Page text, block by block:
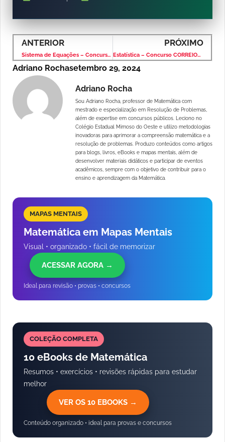
ANTERIOR
Sistema de Equações – Concurso CORREIOS 2008 – Banca CONSULPLAN
PRÓXIMO
Estatística – Concurso CORREIOS 2008 – Banca CONSULPLAN
Adriano Rochasetembro 29, 2024
Adriano Rocha
Sou Adriano Rocha, professor de Matemática com
mestrado e especialização em Resolução de Problemas,
além de expertise em concursos públicos. Leciono no
Colégio Estadual Mimoso do Oeste e utilizo metodologias
inovadoras para aprimorar a compreensão matemática e a
resolução de problemas. Produzo conteúdos como artigos
para blogs, livros, eBooks e mapas mentais, além de
desenvolver materiais didáticos e participar de eventos
acadêmicos, sempre com o objetivo de contribuir para o
ensino e aprendizagem da Matemática.
MAPAS MENTAIS
Matemática em Mapas Mentais
Visual • organizado • fácil de memorizar
ACESSAR AGORA →
Ideal para revisão • provas • concursos
COLEÇÃO COMPLETA
10 eBooks de Matemática
Resumos • exercícios • revisões rápidas para estudar
melhor
VER OS 10 EBOOKS →
Conteúdo organizado • ideal para provas e concursos